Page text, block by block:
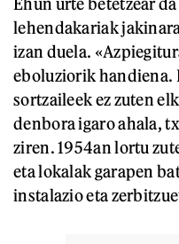
lehendakariak
izan duela.
eboluziorik handiena.
sortzaileek ez zuten
denbora igaro ahala,
ziren. 1954an lortu
eta lokalak garapen
instalazio eta